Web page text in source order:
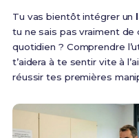
Tu vas bientôt intégrer un
tu ne sais pas vraiment de
quotidien ? Comprendre
t’aidera à te sentir vite à
réussir tes premières